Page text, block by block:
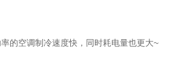
的空调制冷速度快，同时耗电量也更大~